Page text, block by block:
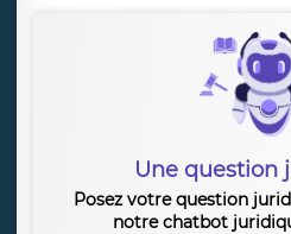
Une question
Posez votre question
notre chatbot